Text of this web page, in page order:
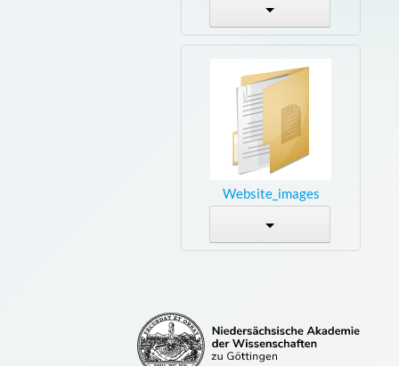
Website_images